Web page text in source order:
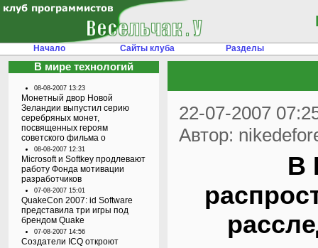
Начало Сайты клуба Разделы
В мире технологий
08-08-2007 13:23
Монетный двор Новой
Зеландии выпустил серию
серебряных монет,
посвященных героям
советского фильма о
08-08-2007 12:31
Microsoft и Softkey продлевают
работу Фонда мотивации
разработчиков
07-08-2007 15:01
QuakeCon 2007: id Software
представила три игры под
брендом Quake
07-08-2007 14:56
Создатели ICQ откроют
22-07-2007
Автор:
В